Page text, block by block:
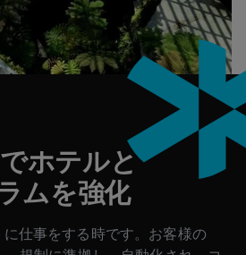
lodging
sustainability
adoption
procurement, sustainability &
with HRS to digitize and
program using AI-powered
hotel prioritization. Through
platform and the Green
reduced CO₂ emissions
adoption by 33%, and
over lodging spend —
becoming climate-neutral by
its fragmented hotel booking
with HRS to build a
and insight-based travel
achieved 91% online
compliance, and delivered
data-driven
How PwC Italy Reached
ホテルと
ムを強化
仕事をする時です。お客様の